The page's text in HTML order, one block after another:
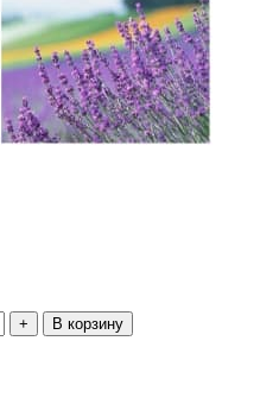
В корзину